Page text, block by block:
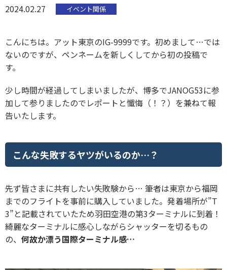
2024.02.27 イベント関係
こんにちは。アット東京のIG-9999です。初めまして…では
ないのですが、ペンネームを新しくしてから初の投稿で
す。
少し時間が経過してしまいましたが、博多でJANOG53に参
加して参りましたのでレポートと懺悔（！？）を兼ねて報
告いたします。
こんな失敗するヤツがいるのか…？
先ず皆さまに共有したい失敗験から… 筆者は東京から福岡
までのフライトを事前に購入していました。発着場所が”T
3”と記載されていたため羽田空港の第3ターミナルに到着！
綺麗なターミナルに感心しながらシャッターを切るもの
の、 何故か漂う国際ターミナル感…